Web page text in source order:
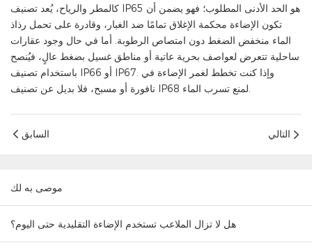
كالمطر والرياح، يُعد تصنيف IP65 هو الحد الأدنى المطلوب؛ فهو يضمن أن
تكون الإضاءة محكمة الإغلاق تمامًا ضد الغبار، وقادرة على تحمل رذاذ
الماء منخفض الضغط دون امتصاص الرطوبة. أما في حال وجود عقارات
ساحلية تتعرض لعواصف بحرية عاتية أو مناطق غسيل بضغط عالٍ، فيُنصح
باستخدام تصنيف IP66 أو IP67. وإذا كنت تخطط لغمر الإضاءة في
نافورة أو مسبح، فلا بديل عن تصنيف IP68 لمنع تسرب الماء.
السابق التالي
موصى به لك
هل لا تزال الملاعب تستخدم الإضاءة التقليدية حتى اليوم؟